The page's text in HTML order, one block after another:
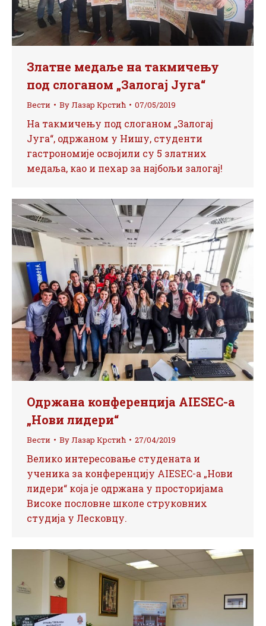
Златне медаље на такмичењу
под слоганом „Залогај Југа“
Вести By Лазар Крстић 07/05/2019
На такмичењу под слоганом „Залогај
Југа“, одржаном у Нишу, студенти
гастрономије освојили су 5 златних
медаља, као и пехар за најбољи залогај!
Одржана конференција AIESEC-а
„Нови лидери“
Вести By Лазар Крстић 27/04/2019
Велико интересовање студената и
ученика за конференцију AIESEC-а „Нови
лидери“ која је одржана у просторијама
Високе пословне школе струковних
студија у Лесковцу.